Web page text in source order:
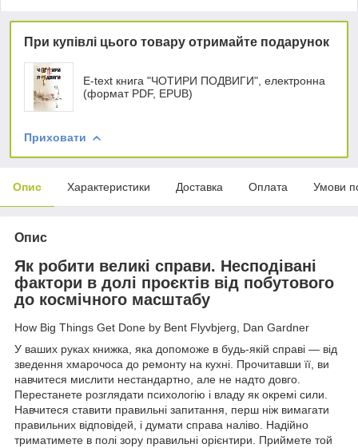
При купівлі цього товару отримайте подарунок
Е-text книга "ЧОТИРИ ПОДВИГИ", електронна
(формат PDF, EPUB)
Приховати
Опис Характеристики Доставка Оплата Умови
Опис
Як робити великі справи. Несподівані
фактори в долі проєктів від побутового
до космічного масштабу
How Big Things Get Done by Bent Flyvbjerg, Dan Gardner
У ваших руках книжка, яка допоможе в будь-якій справі — від
зведення хмарочоса до ремонту на кухні. Прочитавши її, ви
навчитеся мислити нестандартно, але не надто довго.
Перестанете розглядати психологію і владу як окремі сили.
Навчитеся ставити правильні запитання, перш ніж вимагати
правильних відповідей, і думати справа наліво. Надійно
триматимете в полі зору правильні орієнтири. Приймете той